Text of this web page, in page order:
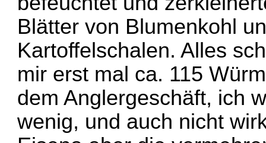
Blätter von Blumenkohl
Kartoffelschalen. Alles
mir erst mal ca. 115
dem Anglergeschäft, ich
wenig, und auch nicht